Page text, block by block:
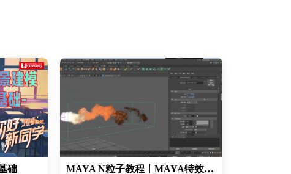
础 MAYA N粒子教程丨MAYA特效教程丨Nparticle粒子教程